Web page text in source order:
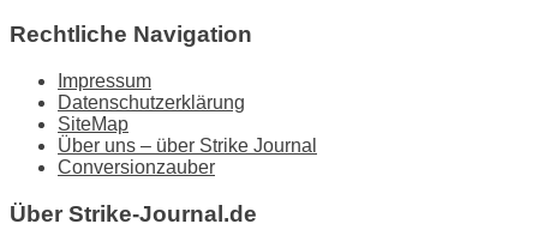
Rechtliche Navigation
Impressum
Datenschutzerklärung
SiteMap
Über uns – über Strike Journal
Conversionzauber
Über Strike-Journal.de